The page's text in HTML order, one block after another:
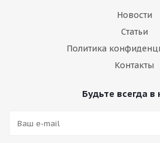
Новости
Статьи
Политика
Контакты
Будьте всегда в